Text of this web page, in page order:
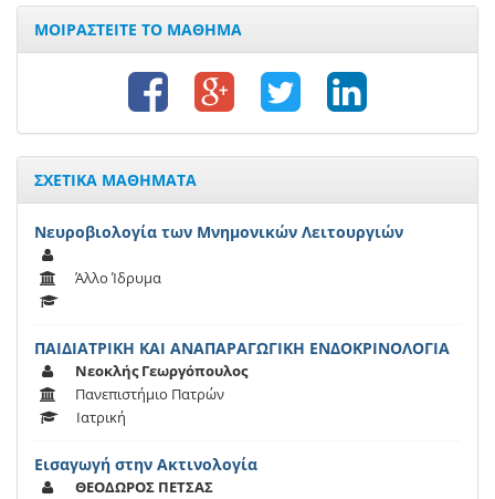
ΜΟΙΡΑΣΤΕΙΤΕ ΤΟ ΜΑΘΗΜΑ
ΣΧΕΤΙΚΑ ΜΑΘΗΜΑΤΑ
Νευροβιολογία των Μνημονικών Λειτουργιών
Άλλο Ίδρυμα
ΠΑΙΔΙΑΤΡΙΚΗ ΚΑΙ ΑΝΑΠΑΡΑΓΩΓΙΚΗ ΕΝΔΟΚΡΙΝΟΛΟΓΙΑ
Νεοκλής Γεωργόπουλος
Πανεπιστήμιο Πατρών
Ιατρική
Εισαγωγή στην Ακτινολογία
ΘΕΟΔΩΡΟΣ ΠΕΤΣΑΣ